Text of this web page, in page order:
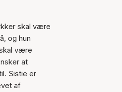
skal være
og hun
være
at
Sistie er
af